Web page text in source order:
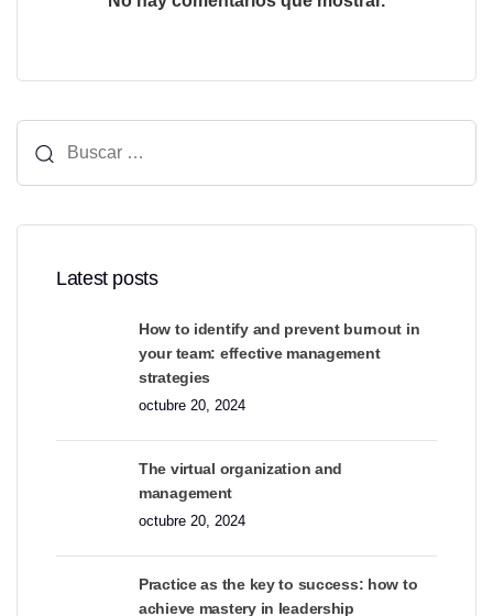
Buscar:
Latest posts
How to identify and prevent burnout in
your team: effective management
strategies
octubre 20, 2024
The virtual organization and
management
octubre 20, 2024
Practice as the key to success: how to
achieve mastery in leadership